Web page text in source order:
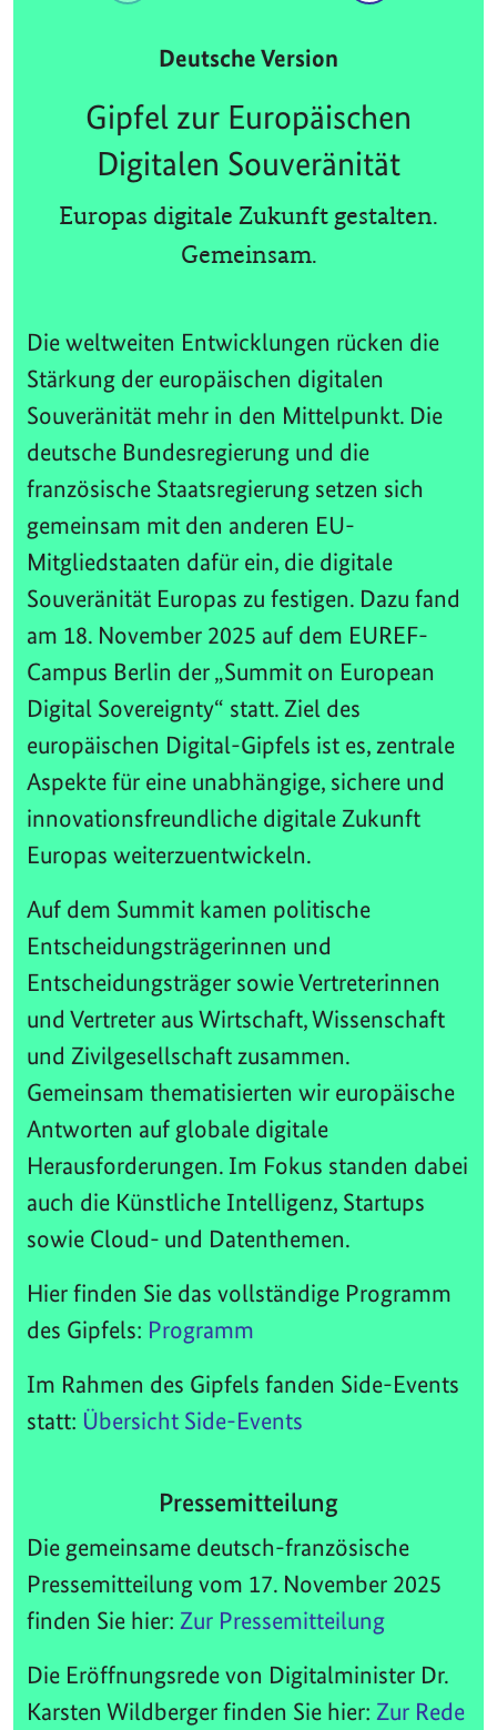
Deutsche Version
Gipfel zur Europäischen
Digitalen Souveränität
Europas digitale Zukunft gestalten.
Gemeinsam.
Die weltweiten Entwicklungen rücken die
Stärkung der europäischen digitalen
Souveränität mehr in den Mittelpunkt. Die
deutsche Bundesregierung und die
französische Staatsregierung setzen sich
gemeinsam mit den anderen EU-
Mitgliedstaaten dafür ein, die digitale
Souveränität Europas zu festigen. Dazu fand
am 18. November 2025 auf dem EUREF-
Campus Berlin der „Summit on European
Digital Sovereignty“ statt. Ziel des
europäischen Digital-Gipfels ist es, zentrale
Aspekte für eine unabhängige, sichere und
innovationsfreundliche digitale Zukunft
Europas weiterzuentwickeln.
Auf dem Summit kamen politische
Entscheidungsträgerinnen und
Entscheidungsträger sowie Vertreterinnen
und Vertreter aus Wirtschaft, Wissenschaft
und Zivilgesellschaft zusammen.
Gemeinsam thematisierten wir europäische
Antworten auf globale digitale
Herausforderungen. Im Fokus standen dabei
auch die Künstliche Intelligenz, Startups
sowie Cloud- und Datenthemen.
Hier finden Sie das vollständige Programm
des Gipfels: Programm
Im Rahmen des Gipfels fanden Side-Events
statt: Übersicht Side-Events
Pressemitteilung
Die gemeinsame deutsch-französische
Pressemitteilung vom 17. November 2025
finden Sie hier: Zur Pressemitteilung
Die Eröffnungsrede von Digitalminister Dr.
Karsten Wildberger finden Sie hier: Zur Rede